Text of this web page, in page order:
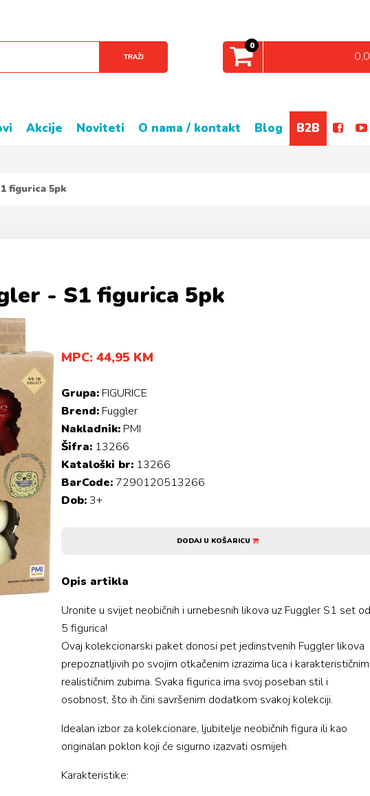
TRAŽI
0
akcije noviteti o nama / kontakt blog B2B
figurica 5pk
- S1 figurica 5pk
MPC: 44,95 KM
Grupa: FIGURICE
Brend: Fuggler
Nakladnik: PMI
Šifra: 13266
Kataloški br: 13266
BarCode: 7290120513266
Dob:3+
DODAJ U KOŠARICU
Opis artikla
Uronite u svijet neobičnih i urnebesnih likova uz Fuggler S1 set od
5 figurica!
Ovaj kolekcionarski paket donosi pet jedinstvenih Fuggler likova
prepoznatljivih po svojim otkačenim izrazima lica i
realističnim zubima. Svaka figurica ima svoj poseban stil i
osobnost, što ih čini savršenim dodatkom svakoj kolekciji.
Idealan izbor za kolekcionare, ljubitelje neobičnih figura ili kao
originalan poklon koji će sigurno izazvati osmijeh.
Karakteristike: